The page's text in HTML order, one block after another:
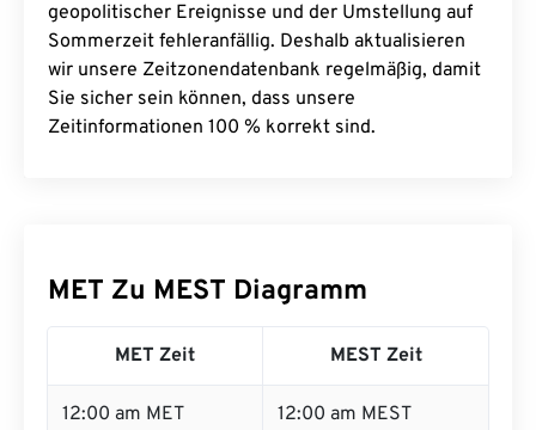
geopolitischer Ereignisse und der Umstellung auf
Sommerzeit fehleranfällig. Deshalb aktualisieren
wir unsere Zeitzonendatenbank regelmäßig, damit
Sie sicher sein können, dass unsere
Zeitinformationen 100 % korrekt sind.
MET Zu MEST Diagramm
MET Zeit MEST Zeit
12:00 am MET
12:00 am MEST